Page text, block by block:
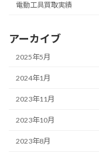
電動工具買取実績
アーカイブ
2025年5月
2024年1月
2023年11月
2023年10月
2023年8月